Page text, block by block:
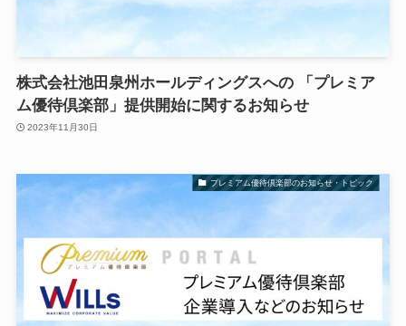
株式会社池田泉州ホールディングスへの 「プレミア
ム優待倶楽部」提供開始に関するお知らせ
2023年11月30日
プレミアム優待倶楽部のお知らせ・トピック